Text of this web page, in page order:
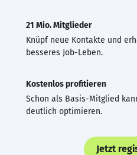
21 Mio. Mitglieder
Knüpf neue Kontakte und
besseres Job-Leben.
Kostenlos profitieren
Schon als Basis-Mitglied
deutlich optimieren.
Jetzt